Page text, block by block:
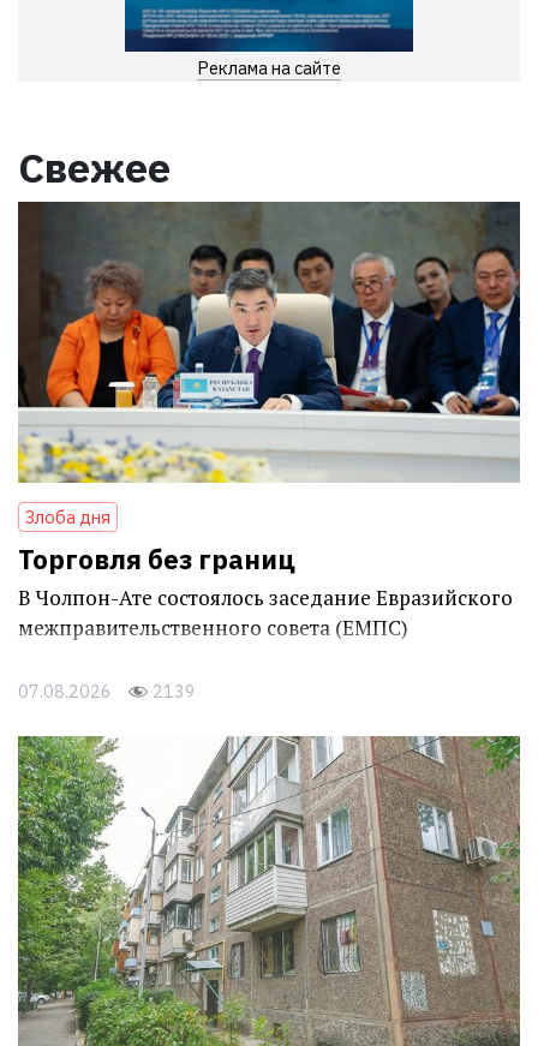
Реклама на сайте
Свежее
Злоба дня
Торговля без границ
В Чолпон-Ате состоялось заседание Евразийского
межправительственного совета (ЕМПС)
07.08.2026 2139